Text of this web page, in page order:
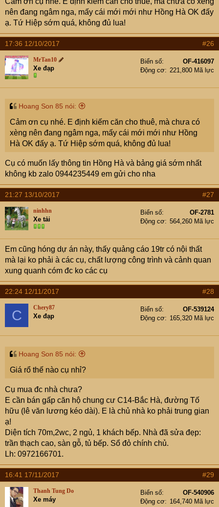
nên đang ngâm nga, mấy cái mới mới như Hồng Hà OK đấy
ạ. Tứ Hiệp sớm quá, không đủ lua!
17:36 12/10/2017 #26
MrTan10
Xe đạp
Biển số
OF-416097
Động cơ
221,800 Mã lực
Hoang Son 85 nói:
Cảm ơn cụ nhé. E định kiếm căn cho thuê, mà chưa có
xèng nên đang ngâm nga, mấy cái mới mới như Hồng
Hà OK đấy ạ. Tứ Hiệp sớm quá, không đủ lua!
Cụ có muốn lấy thông tin Hồng Hà và bảng giá sớm nhất
không kb zalo 0944235449 em gửi cho nha
21:27 13/10/2017 #27
ninhhn
Xe tải
Biển số
OF-2781
Động cơ
564,260 Mã lực
Em cũng hóng dự án này, thấy quảng cáo 19tr có nội thất
mà lại ko phải à các cụ, chất lượng công trình và cảnh quan
xung quanh cóm đc ko các cụ
22:24 12/11/2017 #28
C Chery87
Xe đạp
Biển số
OF-539124
Động cơ
165,320 Mã lực
Hoang Son 85 nói:
Giá rổ thế nào cụ nhỉ?
Cụ mua đc nhà chưa?
E cần bán gấp căn hộ chung cư C14-Bắc Hà, đường Tố
hữu (lê văn lương kéo dài). E là chủ nhà ko phải trung gian
ạ!
Diện tích 70m,2wc, 2 ngủ, 1 khách bếp. Nhà đã sửa đẹp:
trần thạch cao, sàn gỗ, tủ bếp. Sổ đỏ chính chủ.
Lh: 0972166701.
16:41 17/11/2017 #29
Thanh Tung Do
Xe máy
Biển số
OF-540906
Động cơ
164,740 Mã lực